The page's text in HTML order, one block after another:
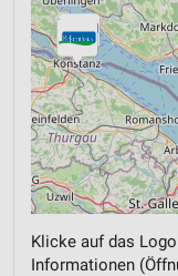
Klicke auf das
Informationen